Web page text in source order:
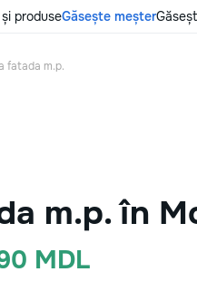
produseGăsește meșter
fatada m.p.
m.p. în
MDL